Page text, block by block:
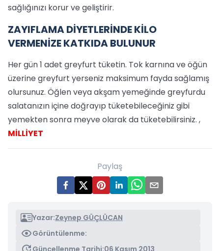
sağlığınızı korur ve geliştirir.
ZAYIFLAMA DİYETLERİNDE KİLO
VERMENİZE KATKIDA BULUNUR
Her gün 1 adet greyfurt tüketin. Tok karnına ve öğün
üzerine greyfurt yerseniz maksimum fayda sağlamış
olursunuz. Öğlen veya akşam yemeğinde greyfurdu
salatanızın içine doğrayıp tüketebileceğiniz gibi
yemekten sonra meyve olarak da tüketebilirsiniz. ,
MİLLİYET
Paylaş
Yazar:Zeynep GÜÇLÜCAN
Görüntülenme:
Güncellenme Tarihi:06 Kasım 2013